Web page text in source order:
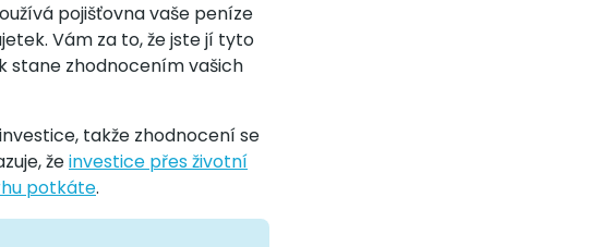
pojišťovna vaše peníze
Vám za to, že jste jí tyto
stane zhodnocením vašich
takže zhodnocení se
žeinvestice přes životní
potkáte.